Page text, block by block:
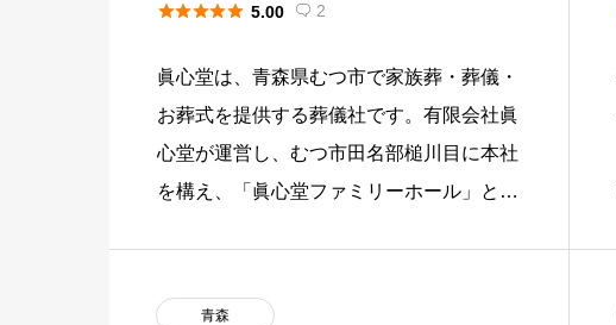
 5.00  2
眞心堂は、青森県むつ市で家族葬・葬儀・
お葬式を提供する葬儀社です。有限会社眞
心堂が運営し、むつ市田名部槌川目に本社
を構え、「眞心堂ファミリーホール」と
青森